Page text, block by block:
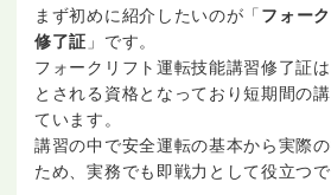
まず初めに紹介したいのが「 フォー
修了証 」です。
フォークリフト運転技能講習修了証
とされる資格となっており短期間の
ています。
講習の中で安全運転の基本から実際
ため、実務でも即戦力として役立つで